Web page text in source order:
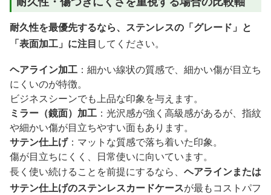
耐久性を最優先するなら、ステンレスの「グレード」と
「表面加工」に注目 してください。
ヘアライン加工 ：細かい線状の質感で、細かい傷が目立ち
にくいのが特徴。
ビジネスシーンでも上品な印象を与えます。
ミラー（鏡面）加工 ：光沢感が強く高級感があるが、指紋
や細かい傷が目立ちやすい面もあります。
サテン仕上げ：マットな質感で落ち着いた印象。
傷が目立ちにくく、日常使いに向いています。
長く使い続けることを前提にするなら、 ヘアラインまたは
サテン仕上げのステンレスカードケースが最もコストパフ